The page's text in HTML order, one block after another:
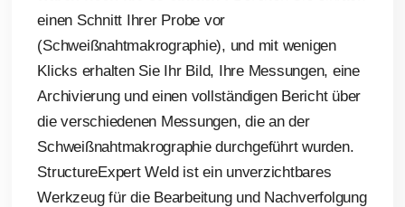
einen Schnitt Ihrer Probe vor
(Schweißnahtmakrographie), und mit wenigen
Klicks erhalten Sie Ihr Bild, Ihre Messungen, eine
Archivierung und einen vollständigen Bericht über
die verschiedenen Messungen, die an der
Schweißnahtmakrographie durchgeführt wurden.
StructureExpert Weld ist ein unverzichtbares
Werkzeug für die Bearbeitung und Nachverfolgung